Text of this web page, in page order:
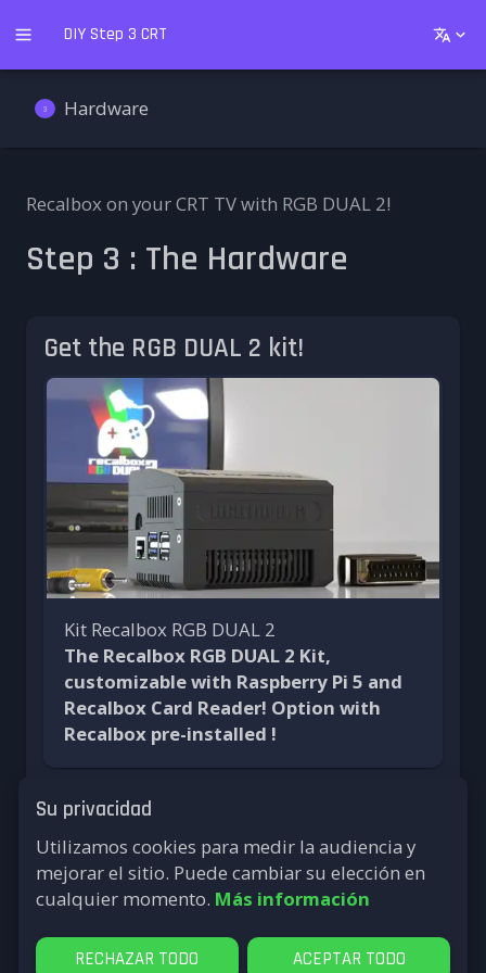
Su privacidad
Utilizamos cookies para medir la audiencia y
mejorar el sitio. Puede cambiar su elección en
cualquier momento. Más información
RECHAZAR TODO ACEPTAR TODO
DIY Step 3 CRT
3 Hardware
Recalbox on your CRT TV with RGB DUAL 2!
Step 3 : The Hardware
Get the RGB DUAL 2 kit!
Kit Recalbox RGB DUAL 2
The Recalbox RGB DUAL 2 Kit,
customizable with Raspberry Pi 5 and
Recalbox Card Reader! Option with
Recalbox pre-installed !
Or do it yourself.
You will need the hardware